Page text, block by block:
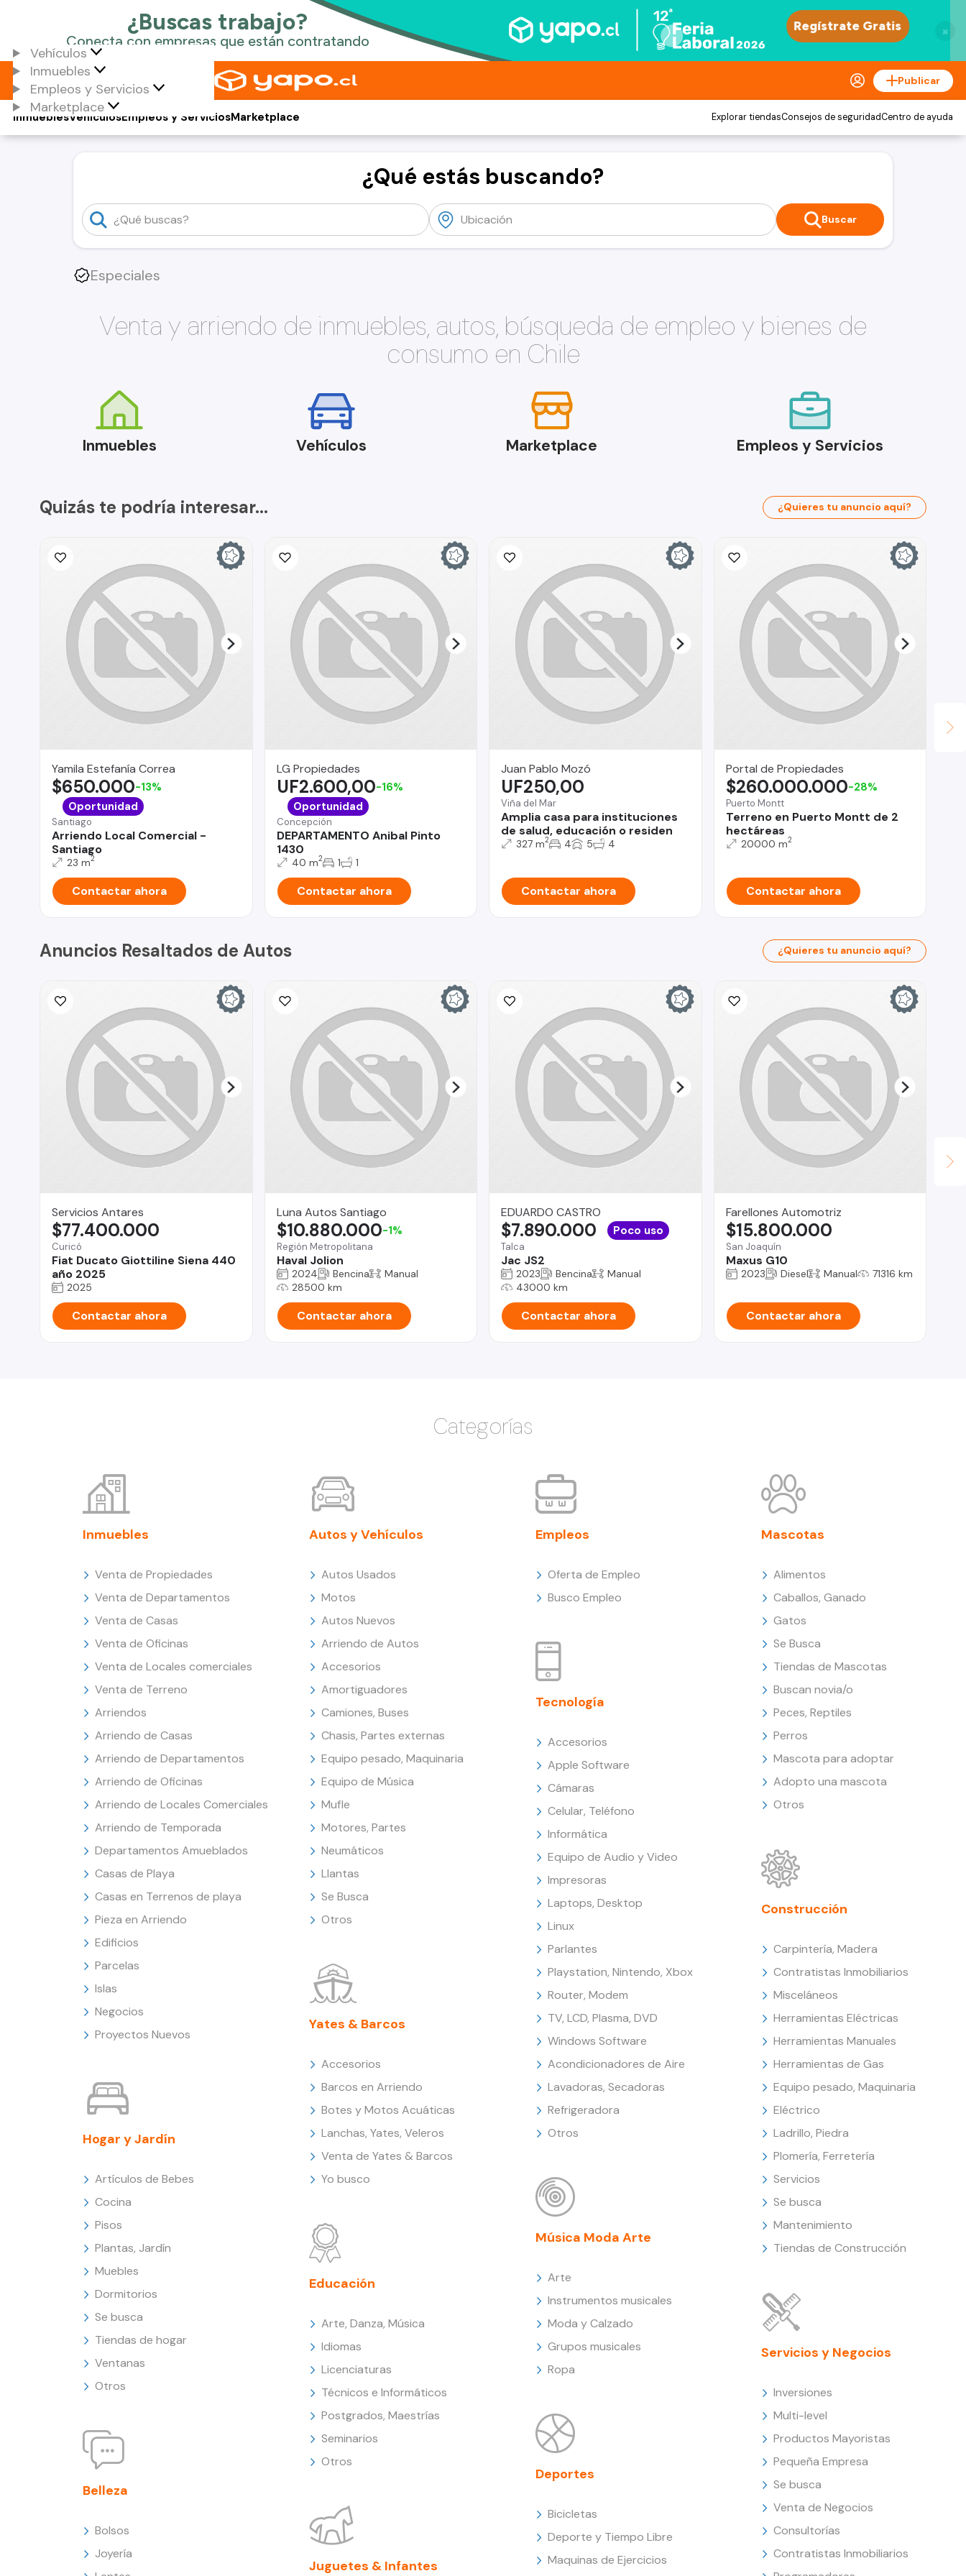
×
Vehículos
Inmuebles
Empleos y Servicios
Marketplace
Publicar
Vehículos
Inmuebles Empleos y ServiciosMarketplace Explorar tiendasConsejos de seguridadCentro de ayuda
¿Qué estás buscando?
Buscar
Especiales
Venta y arriendo de inmuebles, autos, búsqueda de empleo y bienes de
consumo en Chile
Inmuebles Vehículos Marketplace Empleos y Servicios
Quizás te podría interesar... ¿Quieres tu anuncio aquí?
Yamila Estefanía Correa
Santiago
Arriendo Local Comercial -
Santiago
$650.000-13%
Oportunidad
23 m2
Contactar ahora
LG Propiedades
Concepción
DEPARTAMENTO Anibal Pinto
1430
UF2.600,00-16%
Oportunidad
40 m2 1 1
Contactar ahora
Juan Pablo Mozó
Viña del Mar
Amplia casa para instituciones
de salud, educación o residen
UF250,00
327 m2 4 5 4
Contactar ahora
Portal de Propiedades
Puerto Montt
Terreno en Puerto Montt de 2
hectáreas
$260.000.000-28%
20000 m2
Contactar ahora
Anuncios Resaltados de Autos ¿Quieres tu anuncio aquí?
Servicios Antares
Curicó
Fiat Ducato Giottiline Siena 440
año 2025
$77.400.000
2025
Contactar ahora
Luna Autos Santiago
Región Metropolitana
Haval Jolion
$10.880.000-1%
2024 Bencina
Manual
28500 km
Contactar ahora
EDUARDO CASTRO
Talca
Jac JS2
$7.890.000 Poco uso
2023 Bencina
Manual
43000 km
Contactar ahora
Farellones Automotriz
San Joaquín
Maxus G10
$15.800.000
2023 Diesel Manual 71316 km
Contactar ahora
Categorías
Inmuebles
Venta de Propiedades
Venta de Departamentos
Venta de Casas
Venta de Oficinas
Venta de Locales comerciales
Venta de Terreno
Arriendos
Arriendo de Casas
Arriendo de Departamentos
Arriendo de Oficinas
Arriendo de Locales Comerciales
Arriendo de Temporada
Departamentos Amueblados
Casas de Playa
Casas en Terrenos de playa
Pieza en Arriendo
Edificios
Parcelas
Islas
Negocios
Proyectos Nuevos
Hogar y Jardín
Artículos de Bebes
Cocina
Pisos
Plantas, Jardín
Muebles
Dormitorios
Se busca
Tiendas de hogar
Ventanas
Otros
Belleza
Bolsos
Joyería
Autos y Vehículos
Autos Usados
Motos
Autos Nuevos
Arriendo de Autos
Accesorios
Amortiguadores
Camiones, Buses
Chasis, Partes externas
Equipo pesado, Maquinaria
Equipo de Música
Mufle
Motores, Partes
Neumáticos
Llantas
Se Busca
Otros
Yates & Barcos
Accesorios
Barcos en Arriendo
Botes y Motos Acuáticas
Lanchas, Yates, Veleros
Venta de Yates & Barcos
Yo busco
Educación
Arte, Danza, Música
Idiomas
Licenciaturas
Técnicos e Informáticos
Postgrados, Maestrías
Seminarios
Otros
Juguetes & Infantes
Empleos
Oferta de Empleo
Busco Empleo
Tecnología
Accesorios
Apple Software
Cámaras
Celular, Teléfono
Informática
Equipo de Audio y Video
Impresoras
Laptops, Desktop
Linux
Parlantes
Playstation, Nintendo, Xbox
Router, Modem
TV, LCD, Plasma, DVD
Windows Software
Acondicionadores de Aire
Lavadoras, Secadoras
Refrigeradora
Otros
Música Moda Arte
Arte
Instrumentos musicales
Moda y Calzado
Grupos musicales
Ropa
Deportes
Bicicletas
Deporte y Tiempo Libre
Maquinas de Ejercicios
Mascotas
Alimentos
Caballos, Ganado
Gatos
Se Busca
Tiendas de Mascotas
Buscan novia/o
Peces, Reptiles
Perros
Mascota para adoptar
Adopto una mascota
Otros
Construcción
Carpintería, Madera
Contratistas Inmobiliarios
Misceláneos
Herramientas Eléctricas
Herramientas Manuales
Herramientas de Gas
Equipo pesado, Maquinaria
Eléctrico
Ladrillo, Piedra
Plomería, Ferretería
Servicios
Se busca
Mantenimiento
Tiendas de Construcción
Servicios y Negocios
Inversiones
Multi-level
Productos Mayoristas
Pequeña Empresa
Se busca
Venta de Negocios
Consultorías
Contratistas Inmobiliarios